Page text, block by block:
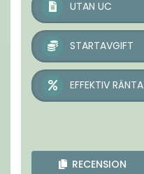
UTAN UC
STARTAVGIFT
EFFEKTIV RÄNTA
RECENSION